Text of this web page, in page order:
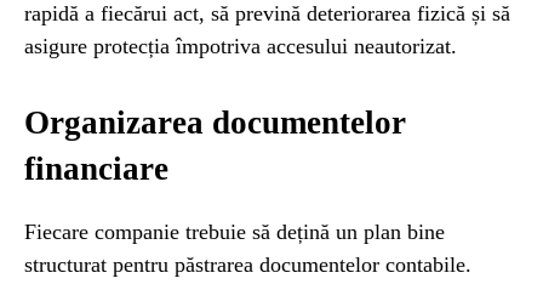
rapidă a fiecărui act, să prevină deteriorarea fizică și să
asigure protecția împotriva accesului neautorizat.
Organizarea documentelor
financiare
Fiecare companie trebuie să dețină un plan bine
structurat pentru păstrarea documentelor contabile.